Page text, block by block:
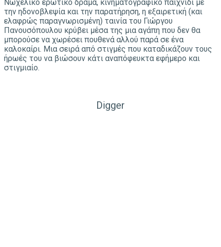
Νωχελικό ερωτικό δράμα, κινηματογραφικό παιχνίδι με
την ηδονοβλεψία και την παρατήρηση, η εξαιρετική (και
ελαφρώς παραγνωρισμένη) ταινία του Γιώργου
Πανουσόπουλου κρύβει μέσα της μια αγάπη που δεν θα
μπορούσε να χωρέσει πουθενά αλλού παρά σε ένα
καλοκαίρι. Μια σειρά από στιγμές που καταδικάζουν τους
ήρωές του να βιώσουν κάτι αναπόφευκτα εφήμερο και
στιγμιαίο.
Digger